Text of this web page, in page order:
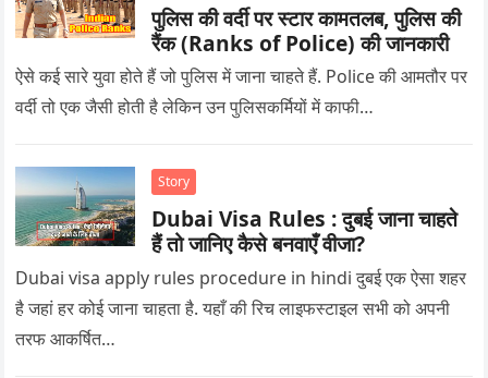
पुलिस की वर्दी पर स्टार कामतलब, पुलिस की
रैंक (Ranks of Police) की जानकारी
ऐसे कई सारे युवा होते हैं जो पुलिस में जाना चाहते हैं. Police की आमतौर पर
वर्दी तो एक जैसी होती है लेकिन उन पुलिसकर्मियों में काफी…
Story
Dubai Visa Rules : दुबई जाना चाहते
हैं तो जानिए कैसे बनवाएँ वीजा?
Dubai visa apply rules procedure in hindi दुबई एक ऐसा शहर
है जहां हर कोई जाना चाहता है. यहाँ की रिच लाइफस्टाइल सभी को अपनी
तरफ आकर्षित…